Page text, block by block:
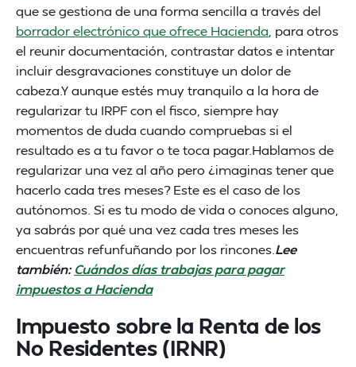
que se gestiona de una forma sencilla a través del
borrador electrónico que ofrece Hacienda , para otros
el reunir documentación, contrastar datos e intentar
incluir desgravaciones constituye un dolor de
cabeza.Y aunque estés muy tranquilo a la hora de
regularizar tu IRPF con el fisco, siempre hay
momentos de duda cuando compruebas si el
resultado es a tu favor o te toca pagar.Hablamos de
regularizar una vez al año pero ¿imaginas tener que
hacerlo cada tres meses? Este es el caso de los
autónomos. Si es tu modo de vida o conoces alguno,
ya sabrás por qué una vez cada tres meses les
encuentras refunfuñando por los rincones. Lee
también: Cuándos días trabajas para pagar
impuestos a Hacienda
Impuesto sobre la Renta de los
No Residentes (IRNR)